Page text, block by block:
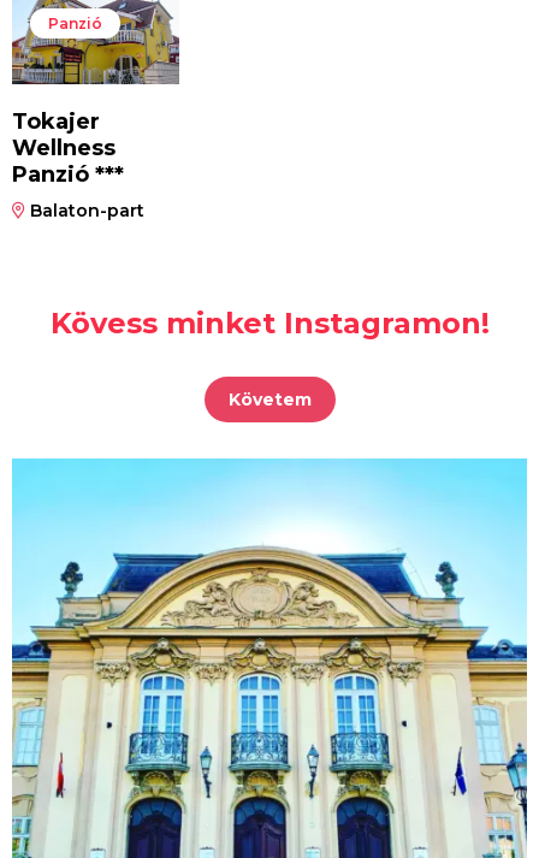
Panzió
Tokajer
Wellness
Panzió ***
Balaton-part
Kövess minket Instagramon!
Követem